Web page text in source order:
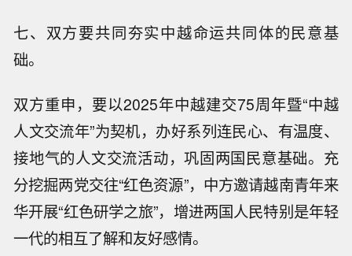
七、双方要共同夯实中越命运共同体的民意基
础。
双方重申，要以2025年中越建交75周年暨“中越
人文交流年”为契机，办好系列连民心、有温度、
接地气的人文交流活动，巩固两国民意基础。充
分挖掘两党交往“红色资源”，中方邀请越南青年来
华开展“红色研学之旅”，增进两国人民特别是年轻
一代的相互了解和友好感情。